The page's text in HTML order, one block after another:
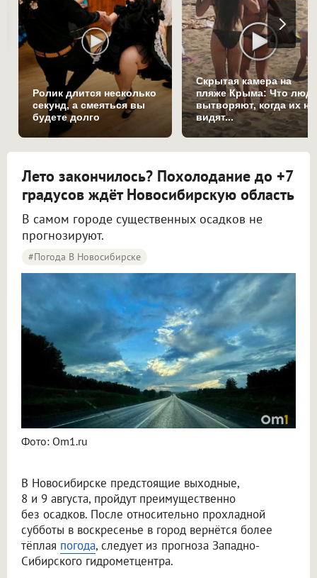
Ролик длится несколько
секунд, а смеяться вы
будете долго
Скрытая камера на
пляже Крыма: Что
вытворяют, когда их не
видят...
Лето закончилось? Похолодание до +7
градусов ждёт Новосибирскую область
В самом городе существенных осадков не
прогнозируют.
#Погода В Новосибирске
Фото: Om1.ru
В Новосибирске предстоящие выходные,
8 и 9 августа, пройдут преимущественно
без осадков. После относительно прохладной
субботы в воскресенье в город вернётся более
тёплая погода, следует из прогноза Западно-
Сибирского гидрометцентра.